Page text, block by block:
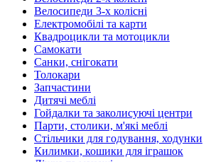
Велосипеди 3-х колісні
Електромобілі та карти
Квадроцикли та мотоцикли
Самокати
Санки, снігокати
Толокари
Запчастини
Дитячі меблі
Гойдалки та заколисуючі центри
Парти, столики, м'які меблі
Стільчики для годування, ходунки
Килимки, кошики для іграшок